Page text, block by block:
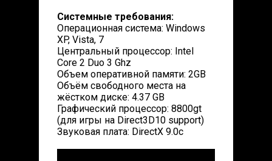
Системные требования:
Операционная система: Windows
XP, Vista, 7
Центральный процессор: Intel
Core 2 Duo 3 Ghz
Объем оперативной памяти: 2GB
Объём свободного места на
жёстком диске: 4.37 GB
Графический процессор: 8800gt
(для игры на Direct3D10 support)
Звуковая плата: DirectX 9.0c